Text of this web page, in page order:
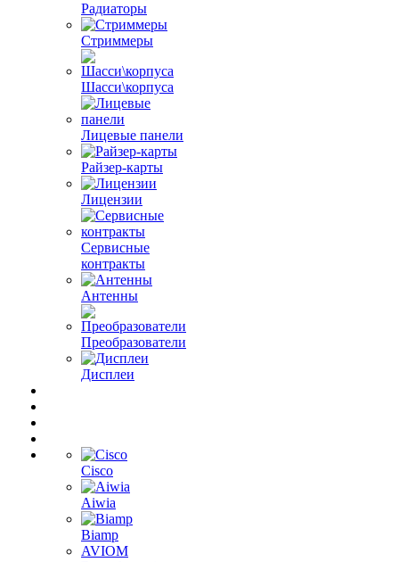
Радиаторы
Стриммеры
Шасси\корпуса
Лицевые панели
Райзер-карты
Лицензии
Сервисные
контракты
Антенны
Преобразователи
Дисплеи
Cisco
Aiwia
Biamp
AVIOM